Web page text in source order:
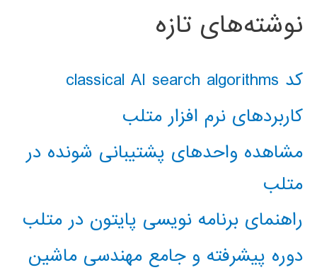
نوشته‌های تازه
کد classical AI search algorithms
کاربردهای نرم افزار متلب
مشاهده واحدهای پشتیبانی شونده در
متلب
راهنمای برنامه نویسی پایتون در متلب
دوره پیشرفته و جامع مهندسی ماشین